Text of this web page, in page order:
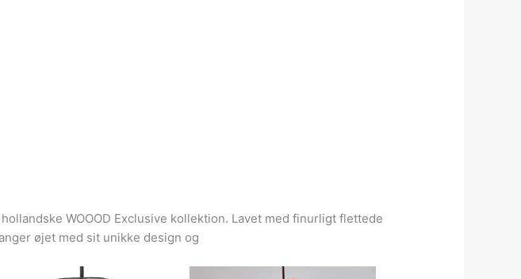
WOOOD Exclusive kollektion. Lavet med finurligt flettede
øjet med sit unikke design og